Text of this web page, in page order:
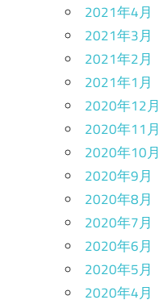
2021年4月
2021年3月
2021年2月
2021年1月
2020年12月
2020年11月
2020年10月
2020年9月
2020年8月
2020年7月
2020年6月
2020年5月
2020年4月